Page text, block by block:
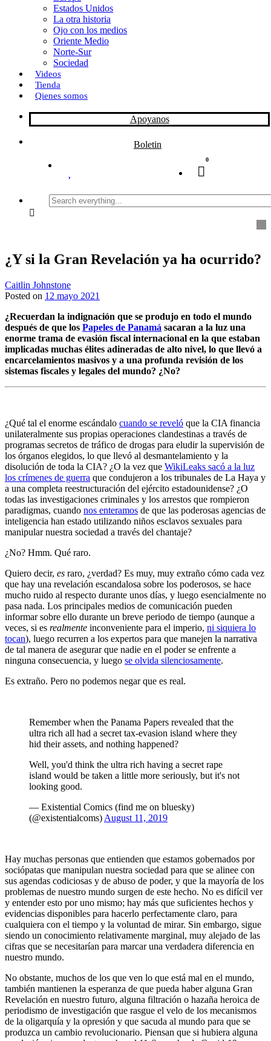
Estados Unidos
La otra historia
Ojo con los medios
Oriente Medio
Norte-Sur
Sociedad
Videos
Tienda
Qienes somos
Apoyanos
Boletin
0
Search
everything...
¿Y si la Gran Revelación ya ha ocurrido?
Caitlin Johnstone
Posted on 12 mayo 2021
¿Recuerdan la indignación que se produjo en todo el mundo
después de que los Papeles de Panamá sacaran a la luz una
enorme trama de evasión fiscal internacional en la que estaban
implicadas muchas élites adineradas de alto nivel, lo que llevó a
encarcelamientos masivos y a una profunda revisión de los
sistemas fiscales y legales del mundo? ¿No?
¿Qué tal el enorme escándalo cuando se reveló que la CIA financia
unilateralmente sus propias operaciones clandestinas a través de
programas secretos de tráfico de drogas para eludir la supervisión de
los órganos elegidos, lo que llevó al desmantelamiento y la
disolución de toda la CIA? ¿O la vez que WikiLeaks sacó a la luz
los crímenes de guerra que condujeron a los tribunales de La Haya y
a una completa reestructuración del ejército estadounidense? ¿O
todas las investigaciones criminales y los arrestos que rompieron
paradigmas, cuando nos enteramos de que las poderosas agencias de
inteligencia han estado utilizando niños esclavos sexuales para
manipular nuestra sociedad a través del chantaje?
¿No? Hmm. Qué raro.
Quiero decir, es raro, ¿verdad? Es muy, muy extraño cómo cada vez
que hay una revelación escandalosa sobre los poderosos, se hace
mucho ruido al respecto durante unos días, y luego esencialmente no
pasa nada. Los principales medios de comunicación pueden
informar sobre ello durante un breve periodo de tiempo (aunque a
veces, si es realmente inconveniente para el imperio, ni siquiera lo
tocan), luego recurren a los expertos para que manejen la narrativa
de tal manera de asegurar que nadie en el poder se enfrente a
ninguna consecuencia, y luego se olvida silenciosamente.
Es extraño. Pero no podemos negar que es real.
Remember when the Panama Papers revealed that the
ultra rich all had a secret tax-evasion island where they
hid their assets, and nothing happened?
Well, you'd think the ultra rich having a secret rape
island would be taken a little more seriously, but it's not
looking good.
— Existential Comics (find me on bluesky)
(@existentialcoms) August 11, 2019
Hay muchas personas que entienden que estamos gobernados por
sociópatas que manipulan nuestra sociedad para que se alinee con
sus agendas codiciosas y de abuso de poder, y que la mayoría de los
problemas de nuestro mundo surgen de este hecho. No es difícil ver
y entender esto por uno mismo; hay más que suficientes hechos y
evidencias disponibles para hacerlo perfectamente claro, para
cualquiera con el tiempo y la voluntad de mirar. Sin embargo, sigue
siendo un conocimiento relativamente marginal, muy alejado de las
cifras que se necesitarían para marcar una verdadera diferencia en
nuestro mundo.
No obstante, muchos de los que ven lo que está mal en el mundo,
también mantienen la esperanza de que pueda haber alguna Gran
Revelación en nuestro futuro, alguna filtración o hazaña heroica de
periodismo de investigación que rasgue el velo de los mecanismos
de la oligarquía y la opresión y que sacuda al mundo para que se
produzca un cambio revolucionario. Piensan que si hubiera alguna